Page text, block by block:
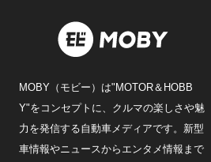
MOBY（モビー）は"MOTOR＆HOBB
Y"をコンセプトに、クルマの楽しさや魅
力を発信する自動車メディアです。新型
車情報やニュースからエンタメ情報まで